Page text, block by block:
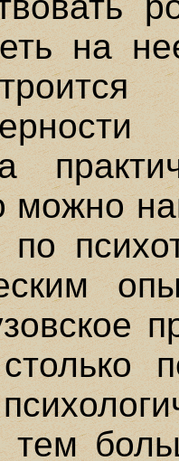
на
можно
по
тем